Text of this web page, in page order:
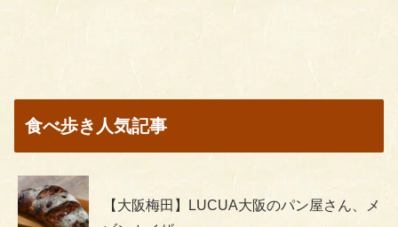
食べ歩き人気記事
【大阪梅田】LUCUA大阪のパン屋さん、メ